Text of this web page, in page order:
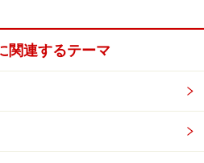
関連するテーマ